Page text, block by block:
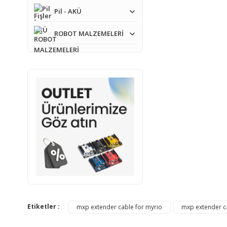
Pil - AKÜ
ROBOT MALZEMELERİ
Etiketler : mxp extender cable for myrıo mxp extender